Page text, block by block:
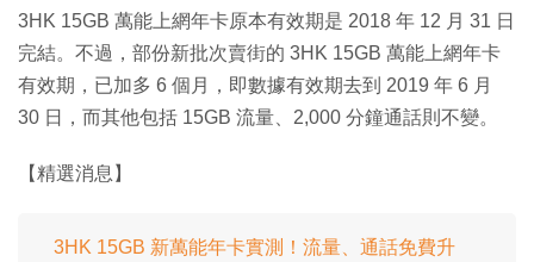
3HK 15GB 萬能上網年卡原本有效期是 2018 年 12 月 31 日
完結。不過，部份新批次賣街的 3HK 15GB 萬能上網年卡
有效期，已加多 6 個月，即數據有效期去到 2019 年 6 月
30 日，而其他包括 15GB 流量、2,000 分鐘通話則不變。
【精選消息】
3HK 15GB 新萬能年卡實測！流量、通話免費升